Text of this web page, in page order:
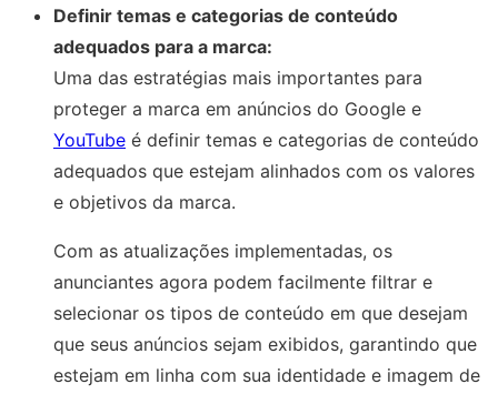
Definir temas e categorias de conteúdo
adequados para a marca:
Uma das estratégias mais importantes para
proteger a marca em anúncios do Google e
YouTube é definir temas e categorias de conteúdo
adequados que estejam alinhados com os valores
e objetivos da marca.
Com as atualizações implementadas, os
anunciantes agora podem facilmente filtrar e
selecionar os tipos de conteúdo em que desejam
que seus anúncios sejam exibidos, garantindo que
estejam em linha com sua identidade e imagem de